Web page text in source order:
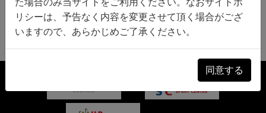
た場合のみ当サイトをご利用ください。なおサイトポ
リシーは、予告なく内容を変更させて頂く場合がござ
いますので、あらかじめご了承ください。
同意する